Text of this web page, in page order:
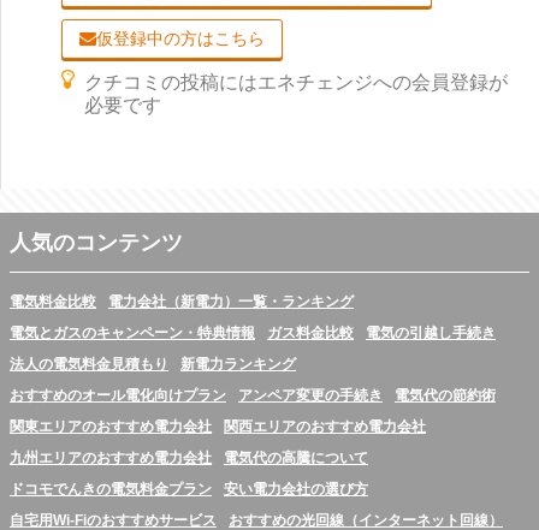
仮登録中の方はこちら
クチコミの投稿にはエネチェンジへの会員登録が
必要です
人気のコンテンツ
電気料金比較
電力会社（新電力）一覧・ランキング
電気とガスのキャンペーン・特典情報
ガス料金比較
電気の引越し手続き
法人の電気料金見積もり
新電力ランキング
おすすめのオール電化向けプラン
アンペア変更の手続き
電気代の節約術
関東エリアのおすすめ電力会社
関西エリアのおすすめ電力会社
九州エリアのおすすめ電力会社
電気代の高騰について
ドコモでんきの電気料金プラン
安い電力会社の選び方
自宅用Wi-Fiのおすすめサービス
おすすめの光回線（インターネット回線）